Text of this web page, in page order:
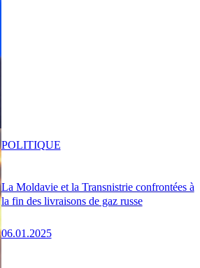
La Moldavie et la Transnistrie confrontées à
la fin des livraisons de gaz russe
06.01.2025
POLITIQUE